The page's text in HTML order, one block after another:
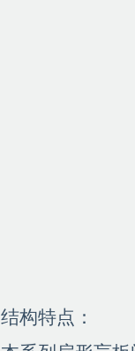
结构特点：